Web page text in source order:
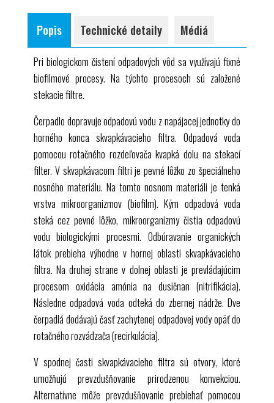
porovnanie rôznych nosných materiálov
1 sada nástrojov
2 baliace jednotky nosného materiálu
1 sada inštruktážneho materiálu
koncentračné profily
Popis Technické detaily Médiá
Pri biologickom čistení odpadových vôd sa využívajú fixné
biofilmové procesy. Na týchto procesoch sú založené
stekacie filtre.
Čerpadlo dopravuje odpadovú vodu z napájacej jednotky do
horného konca skvapkávacieho filtra. Odpadová voda
pomocou rotačného rozdeľovača kvapká dolu na stekací
filter. V skvapkávacom filtri je pevné lôžko zo špeciálneho
nosného materiálu. Na tomto nosnom materiáli je tenká
vrstva mikroorganizmov (biofilm). Kým odpadová voda
steká cez pevné lôžko, mikroorganizmy čistia odpadovú
vodu biologickými procesmi. Odbúravanie organických
látok prebieha výhodne v hornej oblasti skvapkávacieho
filtra. Na druhej strane v dolnej oblasti je prevládajúcim
procesom oxidácia amónia na dusičnan (nitrifikácia).
Následne odpadová voda odteká do zbernej nádrže. Dve
čerpadlá dodávajú časť zachytenej odpadovej vody opäť do
rotačného rozvádzača (recirkulácia).
V spodnej časti skvapkávacieho filtra sú otvory, ktoré
umožňujú prevzdušňovanie prirodzenou konvekciou.
Alternatívne môže prevzdušňovanie prebiehať pomocou